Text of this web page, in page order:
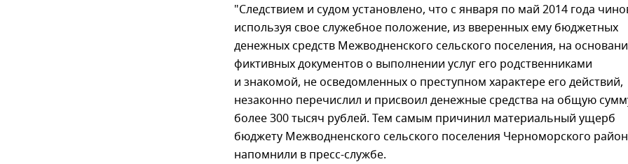
"Следствием и судом установлено, что с января по май 2014 года
используя свое служебное положение, из вверенных ему бюджетных
денежных средств Межводненского сельского поселения, на
фиктивных документов о выполнении услуг его родственниками
и знакомой, не осведомленных о преступном характере его действий,
незаконно перечислил и присвоил денежные средства на общую
более 300 тысяч рублей. Тем самым причинил материальный ущерб
бюджету Межводненского сельского поселения Черноморского
напомнили в пресс-службе.